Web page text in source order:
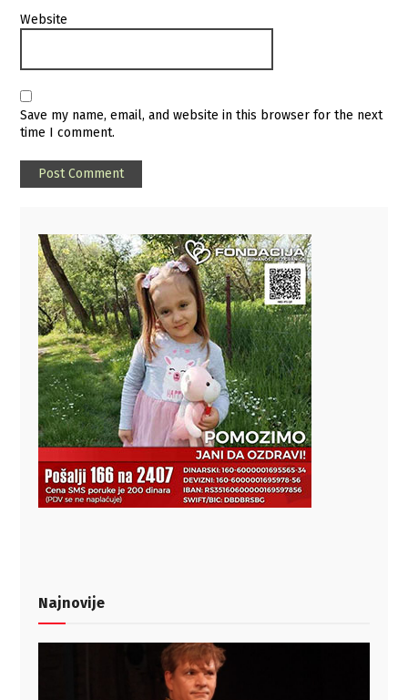
Website
Save my name, email, and website in this browser for the next
time I comment.
Najnovije